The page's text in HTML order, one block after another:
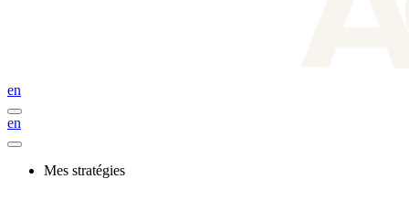
en
en
Mes stratégies